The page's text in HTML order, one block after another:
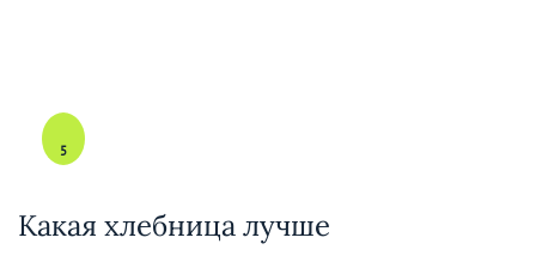
5
Какая хлебница лучше